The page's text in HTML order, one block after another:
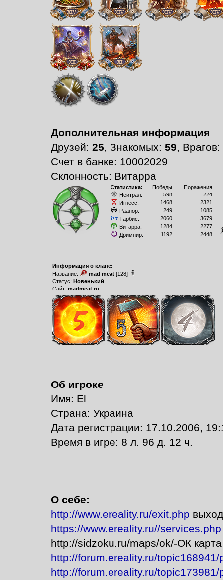
Дополнительная информация
Друзей: 25, Знакомых: 59, Врагов:
Счет в банке: 10002029
Склонность: Витарра
Статистика: Победы
Поражения
Нейтрал:
598
224
Игнесс:
1468
2321
Раанор:
249
1085
Тарбис:
2060
3679
Витарра:
1284
2277
Дримнир:
1192 2448
Информация о клане:
Название:
mad meat[128]
Статус: Новенький
Сайт: madmeat.ru
Об игроке
Имя: Еl
Страна: Украина
Дата регистрации: 17.10.2006,
Время в игре: 8 л. 96 д. 12 ч.
О себе:
http://www.ereality.ru/exit.php выход
https://www.ereality.ru//services.php
http://sidzoku.ru/maps/ok/-ОК карта
http://forum.ereality.ru/topic168941/
http://forum.ereality.ru/topic173981/